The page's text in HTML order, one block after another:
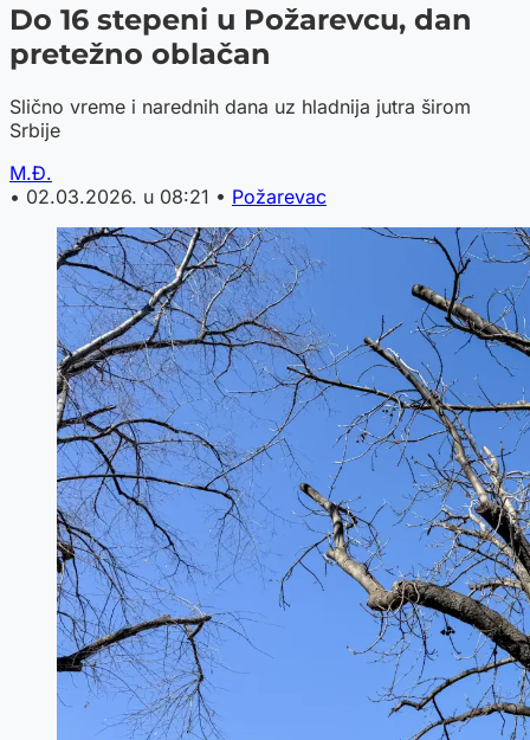
Do 16 stepeni u Požarevcu, dan
pretežno oblačan
Slično vreme i narednih dana uz hladnija jutra širom
Srbije
M.Đ.
• 02.03.2026. u 08:21 • Požarevac